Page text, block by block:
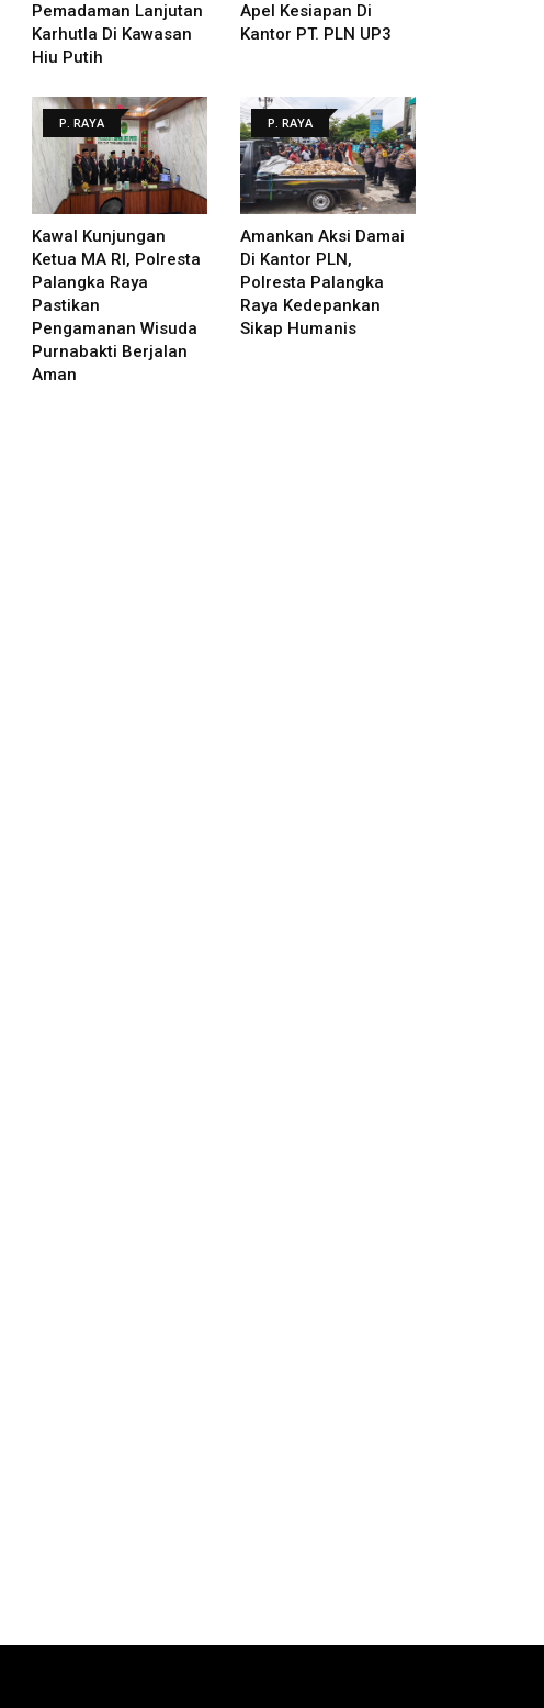
Pemadaman Lanjutan
Karhutla Di Kawasan
Hiu Putih
Apel Kesiapan Di
Kantor PT. PLN UP3
P. RAYA
Kawal Kunjungan
Ketua MA RI, Polresta
Palangka Raya
Pastikan
Pengamanan Wisuda
Purnabakti Berjalan
Aman
P. RAYA
Amankan Aksi Damai
Di Kantor PLN,
Polresta Palangka
Raya Kedepankan
Sikap Humanis